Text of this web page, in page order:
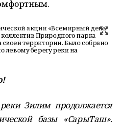
акции «Всемирный день
Природного парка
территории. Было собрано
левому берегу реки на
Зилим продолжается
базы «СарыТаш».